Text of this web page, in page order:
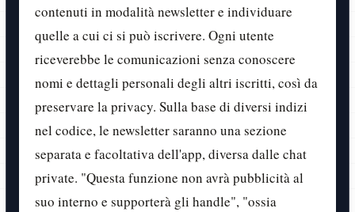
contenuti in modalità newsletter e individuare
quelle a cui ci si può iscrivere. Ogni utente
riceverebbe le comunicazioni senza conoscere
nomi e dettagli personali degli altri iscritti, così da
preservare la privacy. Sulla base di diversi indizi
nel codice, le newsletter saranno una sezione
separata e facoltativa dell'app, diversa dalle chat
private. "Questa funzione non avrà pubblicità al
suo interno e supporterà gli handle", "ossia